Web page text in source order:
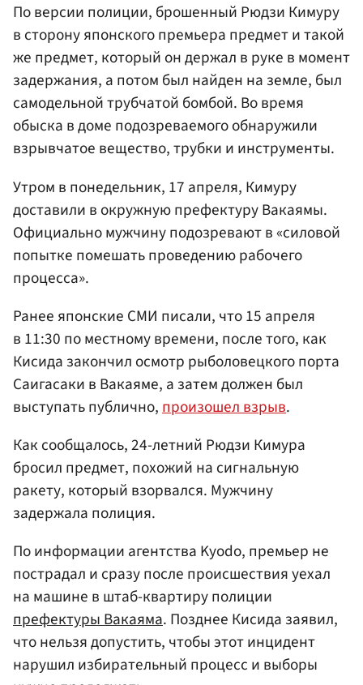
По версии полиции, брошенный Рюдзи Кимуру
в сторону японского премьера предмет и такой
же предмет, который он держал в руке в момент
задержания, а потом был найден на земле, был
самодельной трубчатой бомбой. Во время
обыска в доме подозреваемого обнаружили
взрывчатое вещество, трубки и инструменты.
Утром в понедельник, 17 апреля, Кимуру
доставили в окружную префектуру Вакаямы.
Официально мужчину подозревают в «силовой
попытке помешать проведению рабочего
процесса».
Ранее японские СМИ писали, что 15 апреля
в 11:30 по местному времени, после того, как
Кисида закончил осмотр рыболовецкого порта
Саигасаки в Вакаяме, а затем должен был
выступать публично,произошел взрыв.
Как сообщалось, 24-летний Рюдзи Кимура
бросил предмет, похожий на сигнальную
ракету, который взорвался. Мужчину
задержала полиция.
По информации агентства Kyodo, премьер не
пострадал и сразу после происшествия уехал
на машине в штаб-квартиру полиции
префектуры Вакаяма. Позднее Кисида заявил,
что нельзя допустить, чтобы этот инцидент
нарушил избирательный процесс и выборы